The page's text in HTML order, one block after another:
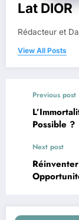
Lat DIOR
Rédacteur et
View All Posts
Previous post
Possible ?
Next post